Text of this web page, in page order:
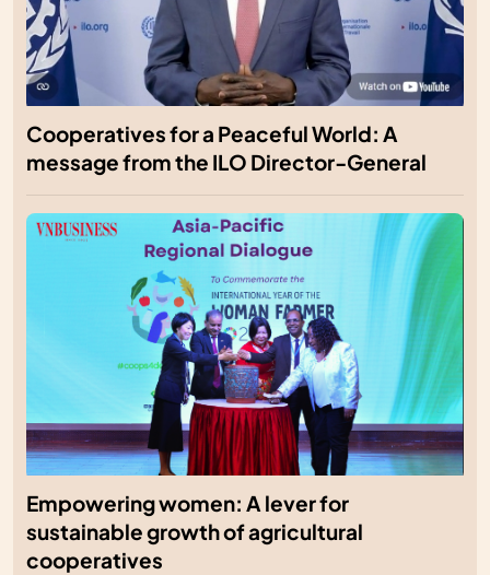
Cooperatives for a Peaceful World: A
message from the ILO Director-General
Empowering women: A lever for
sustainable growth of agricultural
cooperatives